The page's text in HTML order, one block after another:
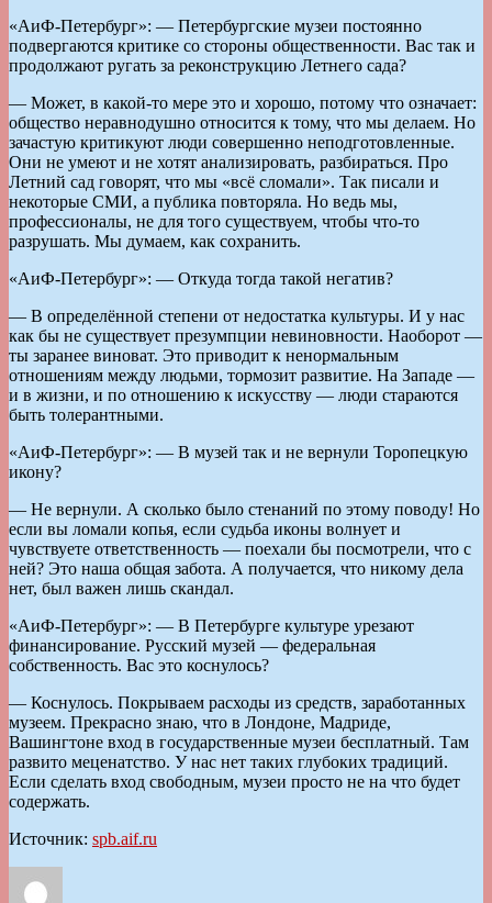
«АиФ-Петербург»: — Петербургские музеи постоянно
подвергаются критике со стороны общественности. Вас так и
продолжают ругать за реконструкцию Летнего сада?
— Может, в какой-то мере это и хорошо, потому что означает:
общество неравнодушно относится к тому, что мы делаем. Но
зачастую критикуют люди совершенно неподготовленные.
Они не умеют и не хотят анализировать, разбираться. Про
Летний сад говорят, что мы «всё сломали». Так писали и
некоторые СМИ, а публика повторяла. Но ведь мы,
профессионалы, не для того существуем, чтобы что-то
разрушать. Мы думаем, как сохранить.
«АиФ-Петербург»: — Откуда тогда такой негатив?
— В определённой степени от недостатка культуры. И у нас
как бы не существует презумпции невиновности. Наоборот —
ты заранее виноват. Это приводит к ненормальным
отношениям между людьми, тормозит развитие. На Западе —
и в жизни, и по отношению к искусству — люди стараются
быть толерантными.
«АиФ-Петербург»: — В музей так и не вернули Торопецкую
икону?
— Не вернули. А сколько было стенаний по этому поводу! Но
если вы ломали копья, если судьба иконы волнует и
чувствуете ответственность — поехали бы посмотрели, что с
ней? Это наша общая забота. А получается, что никому дела
нет, был важен лишь скандал.
«АиФ-Петербург»: — В Петербурге культуре урезают
финансирование. Русский музей — федеральная
собственность. Вас это коснулось?
— Коснулось. Покрываем расходы из средств, заработанных
музеем. Прекрасно знаю, что в Лондоне, Мадриде,
Вашингтоне вход в государственные музеи бесплатный. Там
развито меценатство. У нас нет таких глубоких традиций.
Если сделать вход свободным, музеи просто не на что будет
содержать.
Источник: spb.aif.ru